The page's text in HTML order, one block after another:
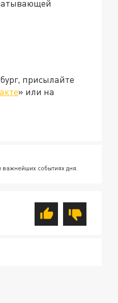
присылайте
» или на
важнейших событиях дня.